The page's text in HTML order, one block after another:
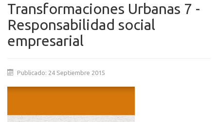
Transformaciones Urbanas 7 -
Responsabilidad social
empresarial
Publicado: 24 Septiembre 2015